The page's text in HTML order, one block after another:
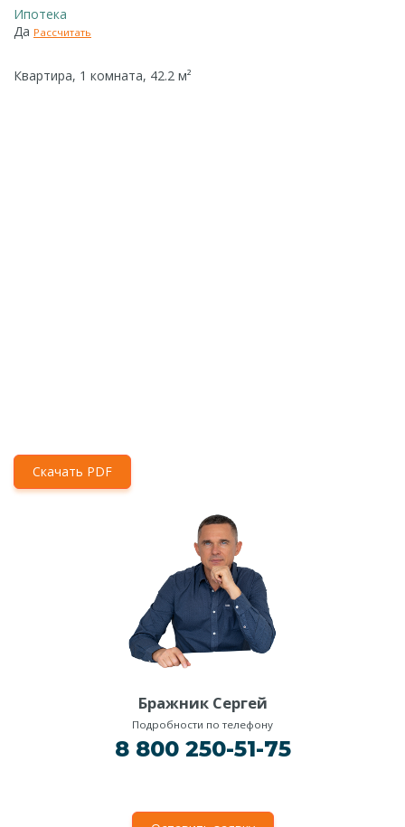
Ипотека
Да Рассчитать
Квартира, 1 комната, 42.2 м²
Скачать PDF
Бражник Сергей
Подробности по телефону
8 800 250-51-75